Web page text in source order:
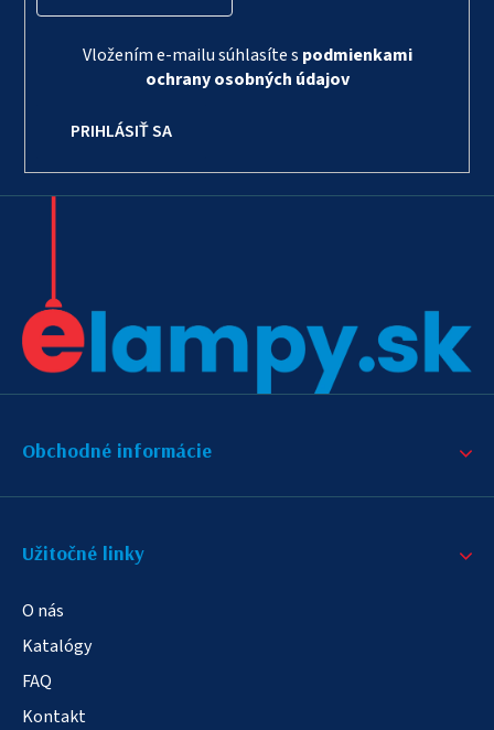
Vložením e-mailu súhlasíte s podmienkami
ochrany osobných údajov
PRIHLÁSIŤ SA
Obchodné informácie
Užitočné linky
O nás
Katalógy
FAQ
Kontakt